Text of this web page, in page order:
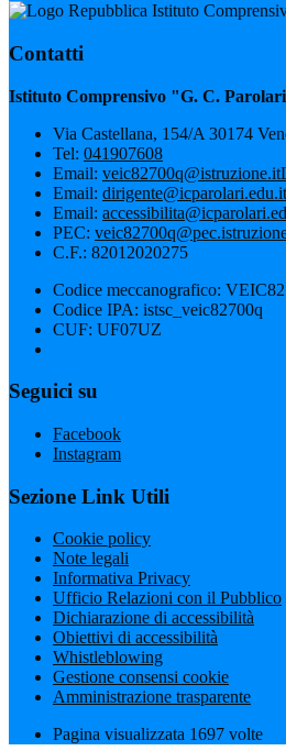
Istituto
Contatti
Istituto Comprensivo "G. C.
Via Castellana, 154/A 30174
Tel: 041907608
Email: veic82700q@istruzione.it
Email: dirigente@icparolari.edu.it
Email:
PEC:
C.F.: 82012020275
Codice meccanografico:
Codice IPA: istsc_veic82700q
CUF: UF07UZ
Seguici su
Facebook
Instagram
Sezione Link Utili
Cookie policy
Note legali
Informativa Privacy
Ufficio Relazioni con il Pubblico
Dichiarazione di accessibilità
Obiettivi di accessibilità
Whistleblowing
Gestione consensi cookie
Amministrazione trasparente
Pagina visualizzata 1697 volte